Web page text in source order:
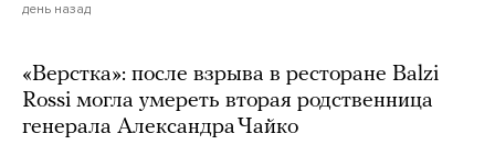
день назад
«Верстка»: после взрыва в ресторане Balzi
Rossi могла умереть вторая родственница
генерала Александра Чайко